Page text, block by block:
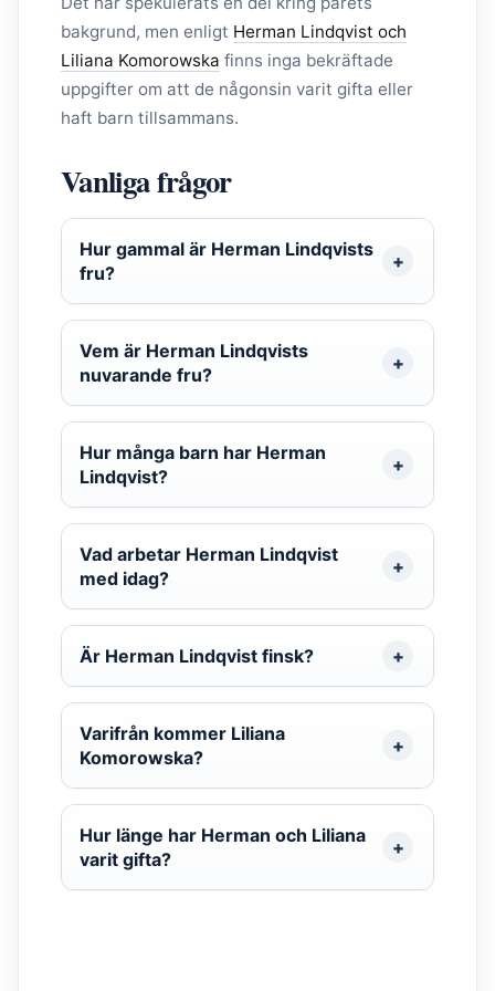
bakgrund, men enligt Herman Lindqvist och
Liliana Komorowska finns inga bekräftade
uppgifter om att de någonsin varit gifta eller
haft barn tillsammans.
Vanliga frågor
Hur gammal är Herman Lindqvists
fru?
Vem är Herman Lindqvists
nuvarande fru?
Hur många barn har Herman
Lindqvist?
Vad arbetar Herman Lindqvist
med idag?
Är Herman Lindqvist finsk?
Varifrån kommer Liliana
Komorowska?
Hur länge har Herman och Liliana
varit gifta?